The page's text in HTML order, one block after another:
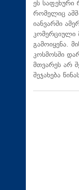
ეს საფეხური
რომელიც
იანვარში
კომერციული
გამოიყენა.
კოსმოსში
მთვარეს არ
შეჯახება